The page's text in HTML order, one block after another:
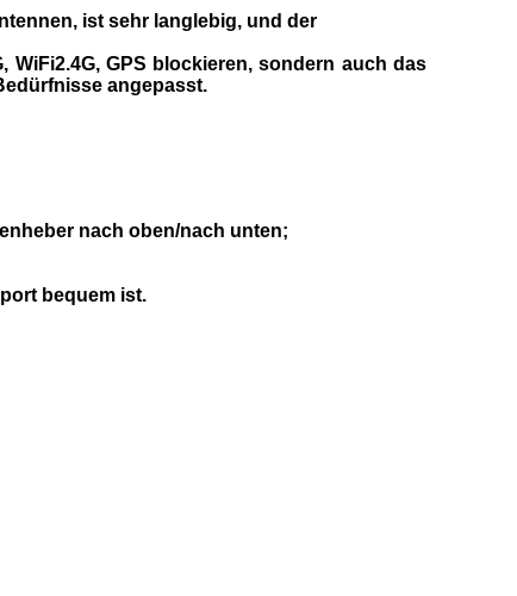
ist sehr langlebig, und der
GPS blockieren, sondern auch das
angepasst.
nach oben/nach unten;
bequem ist.